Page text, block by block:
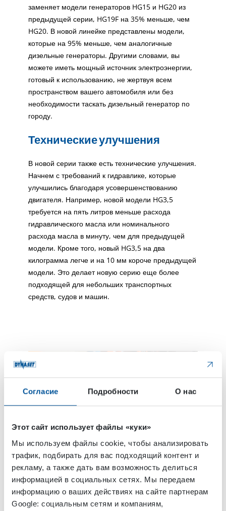
Согласие Подробности О нас
Этот сайт использует файлы «куки»
Мы используем файлы cookie, чтобы анализировать
трафик, подбирать для вас подходящий контент и
рекламу, а также дать вам возможность делиться
информацией в социальных сетях. Мы передаем
информацию о ваших действиях на сайте партнерам
Google: социальным сетям и компаниям,
заменяет модели генераторов HG15 и HG20 из
предыдущей серии, HG19F на 35% меньше, чем
HG20. В новой линейке представлены модели,
которые на 95% меньше, чем аналогичные
дизельные генераторы. Другими словами, вы
можете иметь мощный источник электроэнергии,
готовый к использованию, не жертвуя всем
пространством вашего автомобиля или без
необходимости таскать дизельный генератор по
городу.
Технические улучшения
В новой серии также есть технические улучшения.
Начнем с требований к гидравлике, которые
улучшились благодаря усовершенствованию
двигателя. Например, новой модели HG3,5
требуется на пять литров меньше расхода
гидравлического масла или номинального
расхода масла в минуту, чем для предыдущей
модели. Кроме того, новый HG3,5 на два
килограмма легче и на 10 мм короче предыдущей
модели. Это делает новую серию еще более
подходящей для небольших транспортных
средств, судов и машин.
Размер гидравлических генераторов — одна из их
важных особенностей. Компактный размер делает
возможным установку на транспортных средствах
и машинах с ограниченным пространством. На
снимке Гидравлический генератор HG3,5